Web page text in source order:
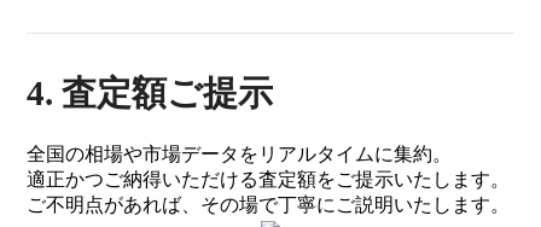
4. 査定額ご提示
全国の相場や市場データをリアルタイムに集約。
適正かつご納得いただける査定額をご提示いたします。
ご不明点があれば、その場で丁寧にご説明いたします。